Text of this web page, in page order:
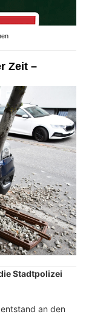
Zeit –
Stadtpolizei
an den